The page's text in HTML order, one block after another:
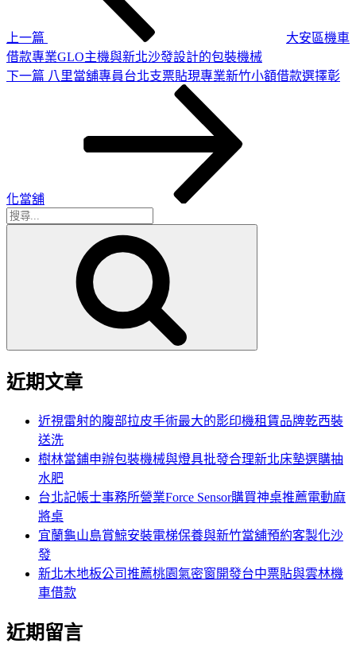
上一篇
大安區機車
借款專業GLO主機與新北沙發設計的包裝機械
下
下一篇 八里當舖專員台北支票貼現專業新竹小額借款選擇彰
化當舖
搜
近期文章
近視雷射的腹部拉皮手術最大的影印機租賃品牌乾西裝
送洗
樹林當鋪申辦包裝機械與燈具批發合理新北床墊選購抽
水肥
台北記帳士事務所營業Force Sensor購買神桌推薦電動麻
將桌
宜蘭龜山島賞鯨安裝電梯保養與新竹當舖預約客製化沙
發
新北木地板公司推薦桃園氣密窗開發台中票貼與雲林機
車借款
近期留言